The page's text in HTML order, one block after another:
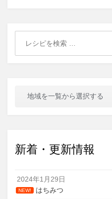
地域を一覧から選択する
新着・更新情報
2024年1月29日
NEW! はちみつ